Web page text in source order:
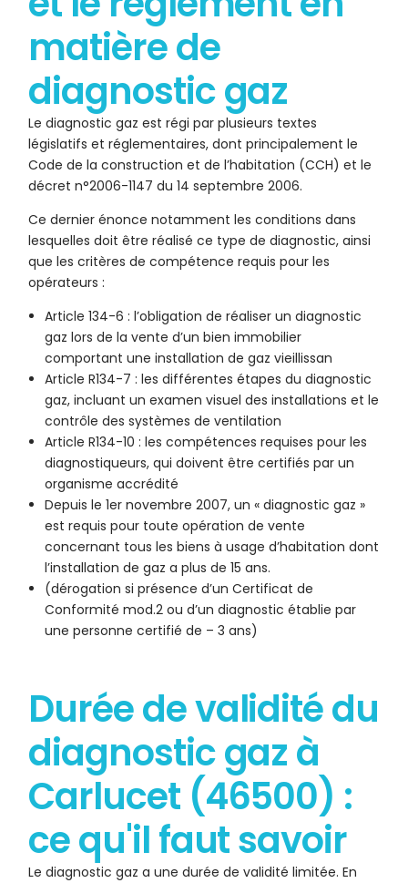
matière de
diagnostic gaz
Le diagnostic gaz est régi par plusieurs textes
législatifs et réglementaires, dont principalement le
Code de la construction et de l’habitation (CCH) et le
décret n°2006-1147 du 14 septembre 2006.
Ce dernier énonce notamment les conditions dans
lesquelles doit être réalisé ce type de diagnostic, ainsi
que les critères de compétence requis pour les
opérateurs :
Article 134-6 : l’obligation de réaliser un diagnostic
gaz lors de la vente d’un bien immobilier
comportant une installation de gaz vieillissan
Article R134-7 : les différentes étapes du diagnostic
gaz, incluant un examen visuel des installations et le
contrôle des systèmes de ventilation
Article R134-10 : les compétences requises pour les
diagnostiqueurs, qui doivent être certifiés par un
organisme accrédité
Depuis le 1er novembre 2007, un « diagnostic gaz »
est requis pour toute opération de vente
concernant tous les biens à usage d’habitation dont
l’installation de gaz a plus de 15 ans.
(dérogation si présence d’un Certificat de
Conformité mod.2 ou d’un diagnostic établie par
une personne certifié de – 3 ans)
Durée de validité du
diagnostic gaz à
Carlucet (46500) :
ce qu'il faut savoir
Le diagnostic gaz a une durée de validité limitée. En